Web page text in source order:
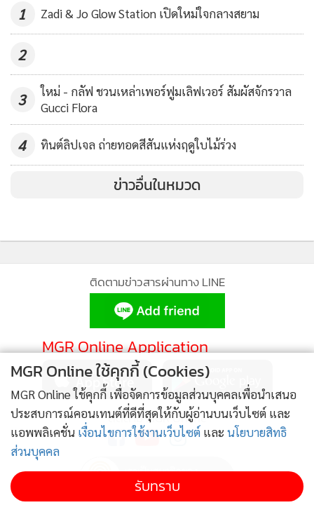
สารสกัดจากอะเดลไวส์ เหมาะกับผิวแห่งที่ต้องการการฟื้นบำรุง
จากมลภาวะ สามารถใช้ได้ทั้งเช้าและก่อนนอน
Edelweiss Bouncy Sleeping Mask 75ml – มาส์กข้ามคืนที่ช่วย
ให้ผิวชุ่มชื้นพร้อมเติมพลังให้ผิว เพื่อผิวที่นุ่ม เรียบเนียนขึ้นใน
ได้เวลาปรนนิบัติผิวของคุณให้มีสุขภาพดี แข็งแรง และเรียบ
เนียน ด้วย “Edelweiss” ผลิตภัณฑ์ดูแลผิวหน้าทุกขั้นตอนใหม่
ที่ให้คุณรู้สึกถึงการฟื้นบำรุงผิวหน้าอย่างล้ำลึก ด้วยสารสกัด
ธรรมชาติของดอก “Edelweiss” ดอกไม้พันธุ์เล็กที่มาพร้อมพลัง
การฟื้นบำรุงที่ยิ่งใหญ่ ติดตามรายละเอียดเพิ่มเติมได้ที่
https://www.thebodyshop.co.th/และ Line
https://lin.ee/yAqIYwi
เช็กดวง! ประจำวันพุธที่ ๖ เมษายน
๒๕๖๕
1 Zadi & Jo Glow Station เปิดใหม่ใจกลางสยาม
2
3
ใหม่ - กลัฟ ชวนเหล่าเพอร์ฟูมเลิฟเวอร์ สัมผัสจักรวาล
Gucci Flora
4 ทินต์ลิปเจล ถ่ายทอดสีสันแห่งฤดูใบไม้ร่วง
ข่าวอื่นในหมวด
ติดตามข่าวสารผ่านทาง LINE
MGR Online Application
ติดตาม MGR Online
MGR Online ใช้คุกกี้ (Cookies)
MGR Online ใช้คุกกี้ เพื่อจัดการข้อมูลส่วนบุคคลเพื่อนำเสนอ
ประสบการณ์คอนเทนต์ที่ดีที่สุดให้กับผู้อ่านบนเว็บไซต์ และ
แอพพลิเคชั่น เงื่อนไขการใช้งานเว็บไซต์ และ นโยบายสิทธิ
ส่วนบุคคล
รับทราบ